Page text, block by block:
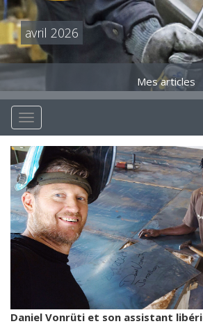
avril 2026
Mes articles
Daniel Vonrüti et son assistant